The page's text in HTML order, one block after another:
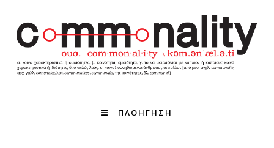
ΠΛΟΗΓΗΣΗ